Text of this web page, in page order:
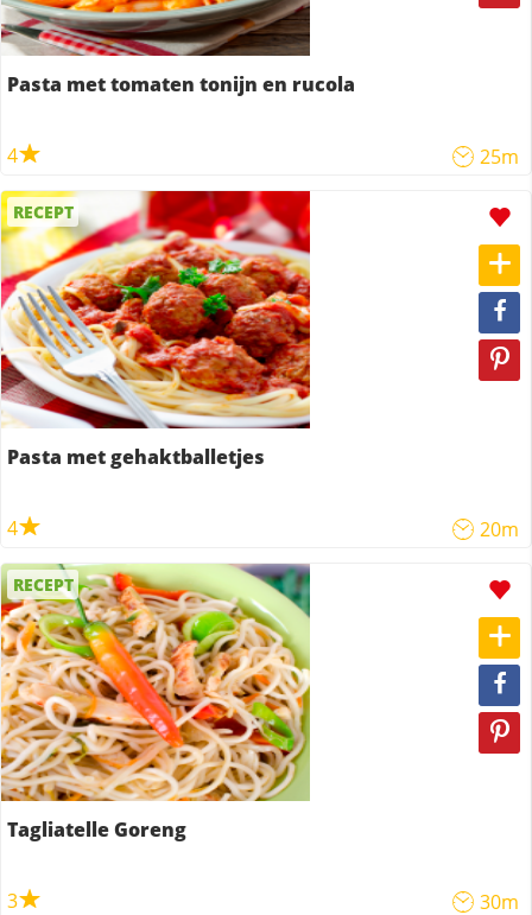
Pasta met tomaten tonijn en rucola
4 25m
RECEPT
Pasta met gehaktballetjes
4 20m
RECEPT
Tagliatelle Goreng
3 30m